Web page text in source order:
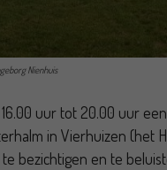
Nienhuis
uur tot 20.00 uur
in Vierhuizen (het
bezichtigen en te